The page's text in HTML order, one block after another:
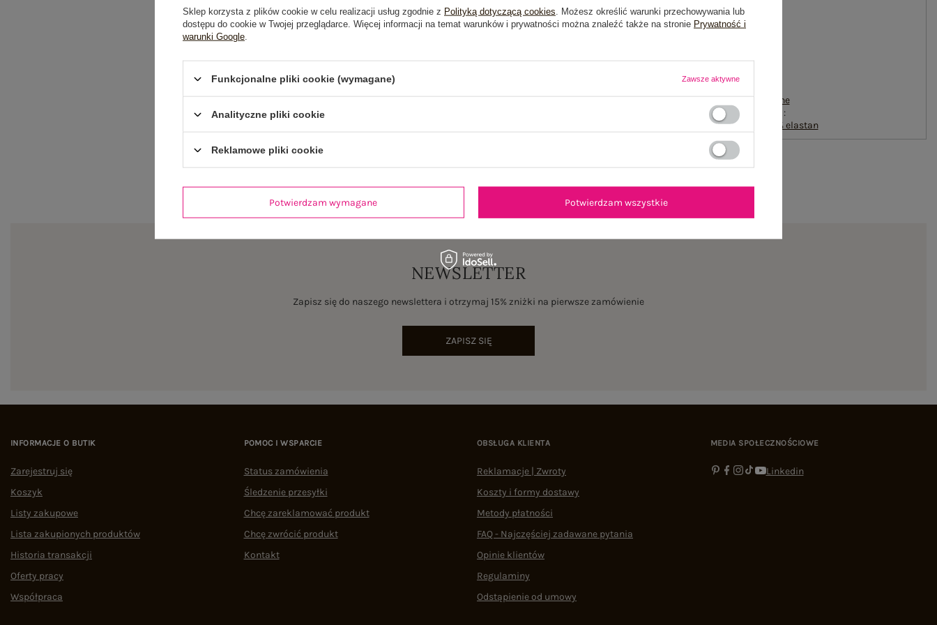
#długość:
midi
casual
codzienne
#skład materiału :
75% poliester
25% elastan
NEWSLETTER
Zapisz się do naszego newslettera i otrzymaj 15% zniżki na pierwsze zamówienie
ZAPISZ SIĘ
INFORMACJE O BUTIK
Zarejestruj się
Koszyk
Listy zakupowe
Lista zakupionych produktów
Historia transakcji
Oferty pracy
Współpraca
POMOC I WSPARCIE
Status zamówienia
Śledzenie przesyłki
Chcę zareklamować produkt
Chcę zwrócić produkt
Kontakt
OBSŁUGA KLIENTA
Reklamacje | Zwroty
Koszty i formy dostawy
Metody płatności
FAQ - Najczęściej zadawane pytania
Opinie klientów
Regulaminy
Odstąpienie od umowy
MEDIA SPOŁECZNOŚCIOWE
Linkedin
Sklep korzysta z plików cookie w celu realizacji usług zgodnie z Polityką dotyczącą cookies . Możesz określić warunki przechowywania lub
dostępu do cookie w Twojej przeglądarce. Więcej informacji na temat warunków i prywatności można znaleźć także na stronie Prywatność i
warunki Google
Funkcjonalne pliki cookie (wymagane) Zawsze aktywne
Analityczne pliki cookie
Reklamowe pliki cookie
Potwierdzam wymagane Potwierdzam wszystkie